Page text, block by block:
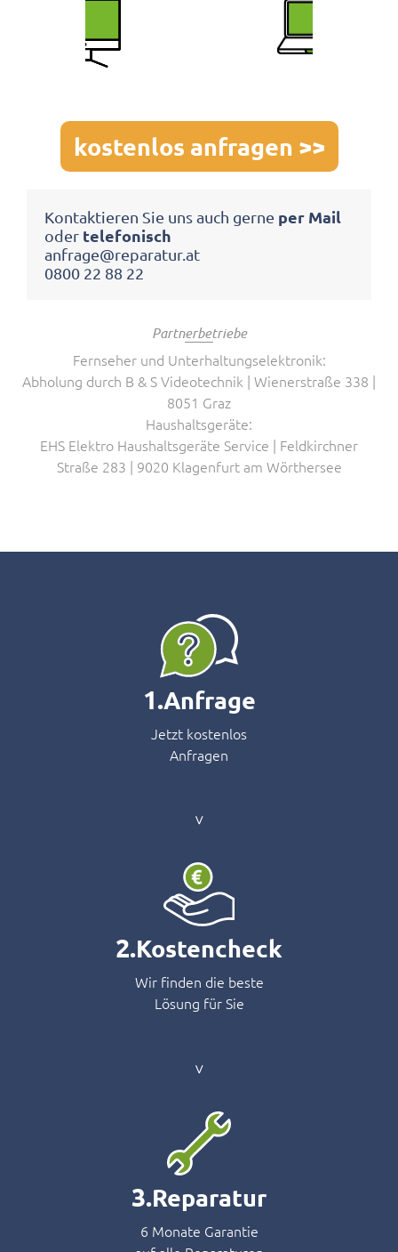
kostenlos anfragen >>
Kontaktieren Sie uns auch gerne per Mail
oder telefonisch
anfrage@reparatur.at
0800 22 88 22
Partnerbetriebe
Fernseher und Unterhaltungselektronik:
Abholung durch B & S Videotechnik​ | Wienerstraße 338 |
8051 Graz
Haushaltsgeräte:
EHS Elektro Haushaltsgeräte Service | Feldkirchner
Straße 283 | 9020 Klagenfurt am Wörthersee
1.Anfrage
Jetzt kostenlos
Anfragen
2.Kostencheck
Wir finden die beste
Lösung für Sie
3.Reparatur
6 Monate Garantie